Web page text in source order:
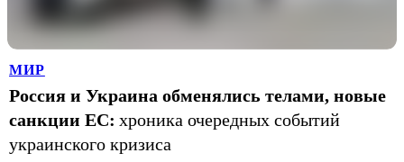
МИР
Россия и Украина обменялись телами, новые
санкции ЕС: хроника очередных событий
украинского кризиса